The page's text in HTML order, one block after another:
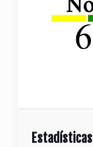
Estadísticas